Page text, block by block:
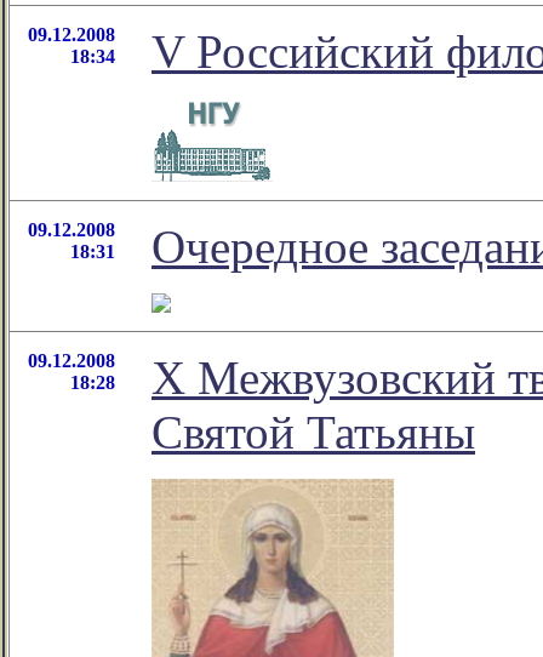
09.12.2008
18:34
V Российский
09.12.2008
18:31
Очередное
09.12.2008
18:28
Х Межвузовский
Святой Татьяны